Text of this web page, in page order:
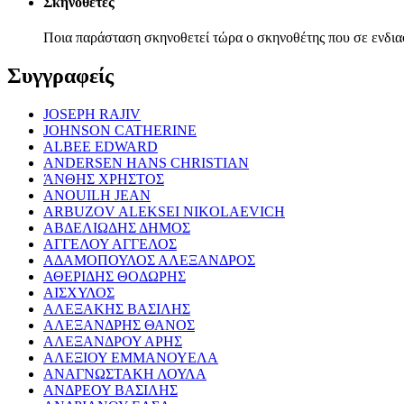
Ποια παράσταση σκηνοθετεί τώρα ο σκηνοθέτης που σε
Συγγραφείς
JOSEPH RAJIV
JOHNSON CATHERINE
ALBEE EDWARD
ANDERSEN HANS CHRISTIAN
ΆΝΘΗΣ ΧΡΗΣΤΟΣ
ANOUILH JEAN
ARBUZOV ALEKSEI NIKOLAEVICH
ΑΒΔΕΛΙΩΔΗΣ ΔΗΜΟΣ
ΑΓΓΕΛΟΥ ΑΓΓΕΛΟΣ
ΑΔΑΜΟΠΟΥΛΟΣ ΑΛΕΞΑΝΔΡΟΣ
ΑΘΕΡΙΔΗΣ ΘΟΔΩΡΗΣ
ΑΙΣΧΥΛΟΣ
ΑΛΕΞΑΚΗΣ ΒΑΣΙΛΗΣ
ΑΛΕΞΑΝΔΡΗΣ ΘΑΝΟΣ
ΑΛΕΞΑΝΔΡΟΥ ΑΡΗΣ
ΑΛΕΞΙΟΥ ΕΜΜΑΝΟΥΕΛΑ
ΑΝΑΓΝΩΣΤΑΚΗ ΛΟΥΛΑ
ΑΝΔΡΕΟΥ ΒΑΣΙΛΗΣ